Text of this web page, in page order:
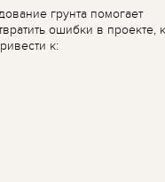
грунта помогает
ошибки в проекте,
к: